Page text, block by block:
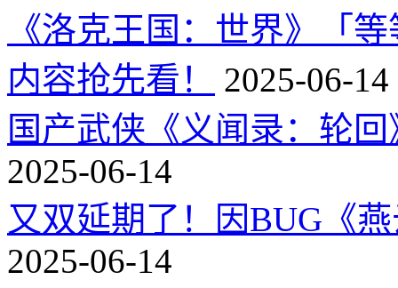
《洛克王国：世界》「
内容抢先看！
2025-06-14
国产武侠《义闻录：轮
2025-06-14
又双延期了！因BUG《
2025-06-14